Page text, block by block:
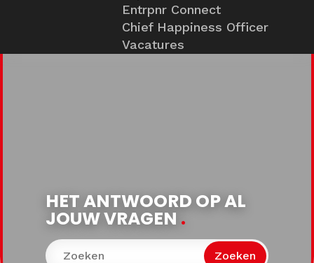
Entrpnr Connect
Chief Happiness Officer
Vacatures
HET ANTWOORD OP AL
JOUW VRAGEN .
Zoeken